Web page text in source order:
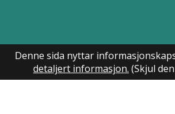
Denne sida nyttar
detaljert informasjon. (Skjul